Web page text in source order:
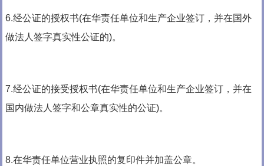
6.经公证的授权书(在华责任单位和生产企业签订，并在国外
做法人签字真实性公证的)。
7.经公证的接受授权书(在华责任单位和生产企业签订，并在
国内做法人签字和公章真实性的公证)。
8.在华责任单位营业执照的复印件并加盖公章。